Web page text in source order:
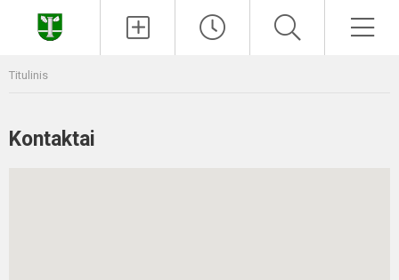
Titulinis
Kontaktai